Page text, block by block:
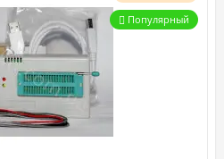
Популярный